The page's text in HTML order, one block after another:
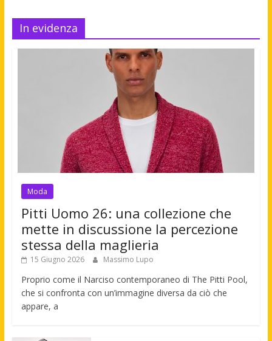
In evidenza
Moda
Pitti Uomo 26: una collezione che
mette in discussione la percezione
stessa della maglieria
15 Giugno 2026 Massimo Lupo
Proprio come il Narciso contemporaneo di The Pitti Pool,
che si confronta con un’immagine diversa da ciò che
appare, a